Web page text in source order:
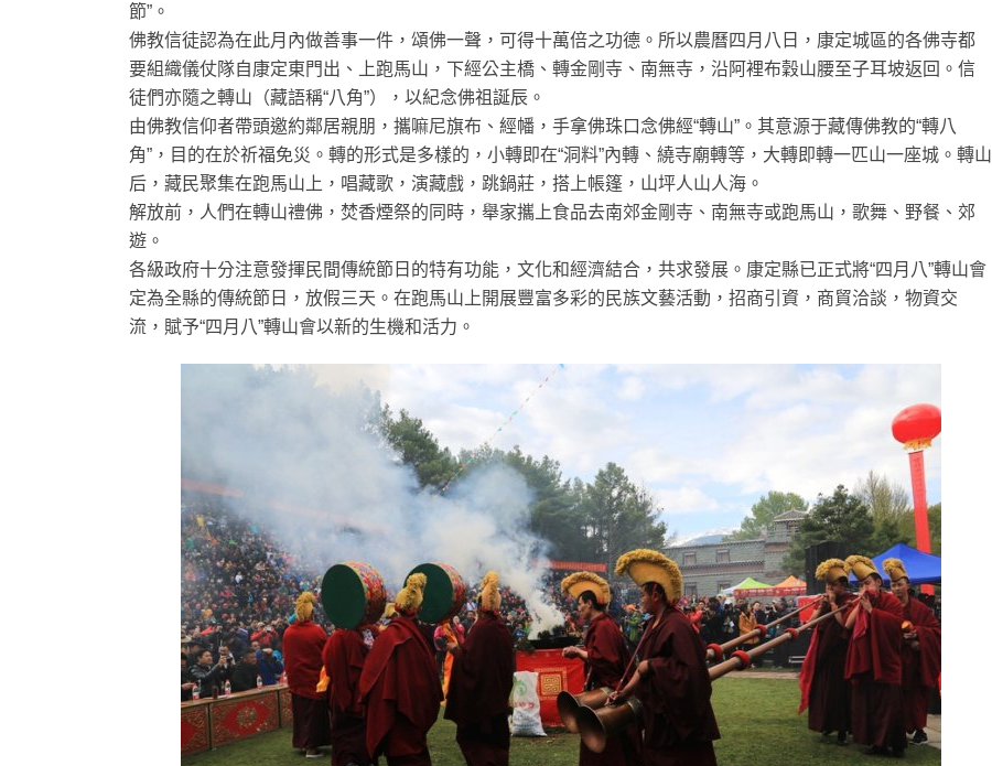
節”。
佛教信徒認為在此月內做善事一件，頌佛一聲，可得十萬倍之功德。所以農曆四月八日，康定城區的各佛寺都
要組織儀仗隊自康定東門出、上跑馬山，下經公主橋、轉金剛寺、南無寺，沿阿裡布穀山腰至子耳坡返回。信
徒們亦隨之轉山（藏語稱“八角”），以紀念佛祖誕辰。
由佛教信仰者帶頭邀約鄰居親朋，攜嘛尼旗布、經幡，手拿佛珠口念佛經“轉山”。其意源于藏傳佛教的“轉八
角”，目的在於祈福免災。轉的形式是多樣的，小轉即在“洞料”內轉、繞寺廟轉等，大轉即轉一匹山一座城。轉山
后，藏民聚集在跑馬山上，唱藏歌，演藏戲，跳鍋莊，搭上帳篷，山坪人山人海。
解放前，人們在轉山禮佛，焚香煙祭的同時，舉家攜上食品去南郊金剛寺、南無寺或跑馬山，歌舞、野餐、郊
遊。
各級政府十分注意發揮民間傳統節日的特有功能，文化和經濟結合，共求發展。康定縣已正式將“四月八”轉山會
定為全縣的傳統節日，放假三天。在跑馬山上開展豐富多彩的民族文藝活動，招商引資，商貿洽談，物資交
流，賦予“四月八”轉山會以新的生機和活力。